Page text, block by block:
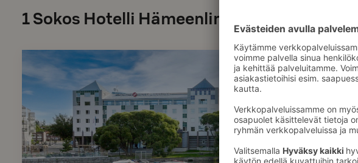
1Sokos Hotelli Hämeenlinnassa